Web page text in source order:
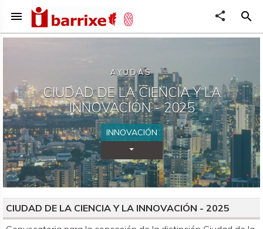
menu share search
AYUDAS
CIUDAD DE LA CIENCIA Y LA
INNOVACIÓN - 2025
INNOVACIÓN
Desplegar Categorías
Organismo convocante
CIUDAD DE LA CIENCIA Y LA INNOVACIÓN - 2025